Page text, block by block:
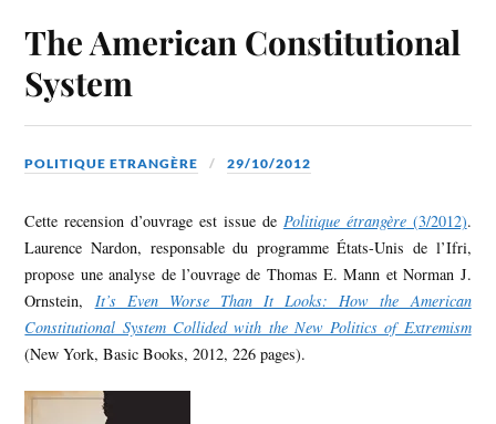
The American Constitutional
System
POLITIQUE ETRANGÈRE 29/10/2012
Cette recension d’ouvrage est issue de Politique étrangère(3/2012).
Laurence Nardon, responsable du programme États-Unis de l’Ifri,
propose une analyse de l’ouvrage de Thomas E. Mann et Norman J.
Ornstein, It’s Even Worse Than It Looks: How the American
Constitutional System Collided with the New Politics of Extremism
(New York, Basic Books, 2012, 226 pages).